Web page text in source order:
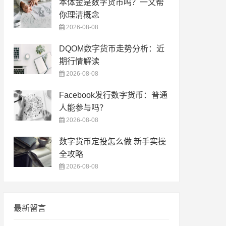
本体金是数字货币吗？一文帮
你理清概念
2026-08-08
DQOM数字货币走势分析：近
期行情解读
2026-08-08
Facebook发行数字货币：普通
人能参与吗？
2026-08-08
数字货币定投怎么做 新手实操
全攻略
2026-08-08
最新留言